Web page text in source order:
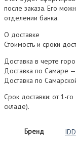
после заказа. Его
отделении банка.
О доставке
Стоимость и сроки
Доставка в черте
Доставка по Самаре
Доставка по
Срок доставки: от 1-
складе).
Бренд